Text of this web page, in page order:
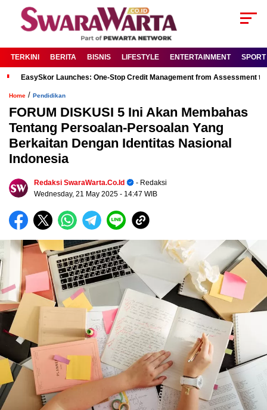
TERKINI BERITA BISNIS LIFESTYLE ENTERTAINMENT SPORT
EasySkor Launches: One-Stop Credit Management from Assessment
Home / Pendidikan
FORUM DISKUSI 5 Ini Akan Membahas
Tentang Persoalan-Persoalan Yang
Berkaitan Dengan Identitas Nasional
Indonesia
Redaksi SwaraWarta.co.id
- Redaksi
Wednesday, 21 May 2025 - 14:47 WIB